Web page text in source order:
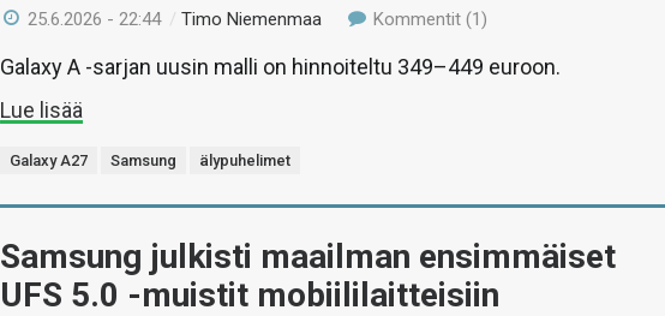
25.6.2026 - 22:44 /Timo Niemenmaa Kommentit (1)
Galaxy A -sarjan uusin malli on hinnoiteltu 349–449 euroon.
Lue lisää
Galaxy A27 Samsung älypuhelimet
Samsung julkisti maailman ensimmäiset
UFS 5.0 -muistit mobiililaitteisiin